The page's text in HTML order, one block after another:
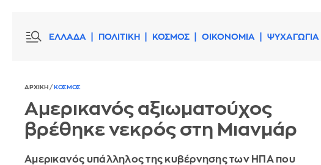
ΕΛΛΑΔΑ ΠΟΛΙΤΙΚΗ ΚΟΣΜΟΣ ΟΙΚΟΝΟΜΙΑ ΨΥΧΑΓΩΓΙΑ
ΑΡΧΙΚΗ / ΚΟΣΜΟΣ
Αμερικανός αξιωματούχος
βρέθηκε νεκρός στη Μιανμάρ
Αμερικανός υπάλληλος της κυβέρνησης των ΗΠΑ που